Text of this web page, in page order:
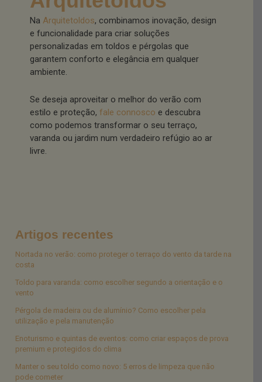
Na Arquitetoldos, combinamos inovação, design
e funcionalidade para criar soluções
personalizadas em toldos e pérgolas que
garantem conforto e elegância em qualquer
ambiente.
Se deseja aproveitar o melhor do verão com
estilo e proteção, fale connosco e descubra
como podemos transformar o seu terraço,
varanda ou jardim num verdadeiro refúgio ao ar
livre.
Artigos recentes
Nortada no verão: como proteger o terraço do vento da tarde na
costa
Toldo para varanda: como escolher segundo a orientação e o
vento
Pérgola de madeira ou de alumínio? Como escolher pela
utilização e pela manutenção
Enoturismo e quintas de eventos: como criar espaços de prova
premium e protegidos do clima
Manter o seu toldo como novo: 5 erros de limpeza que não
pode cometer